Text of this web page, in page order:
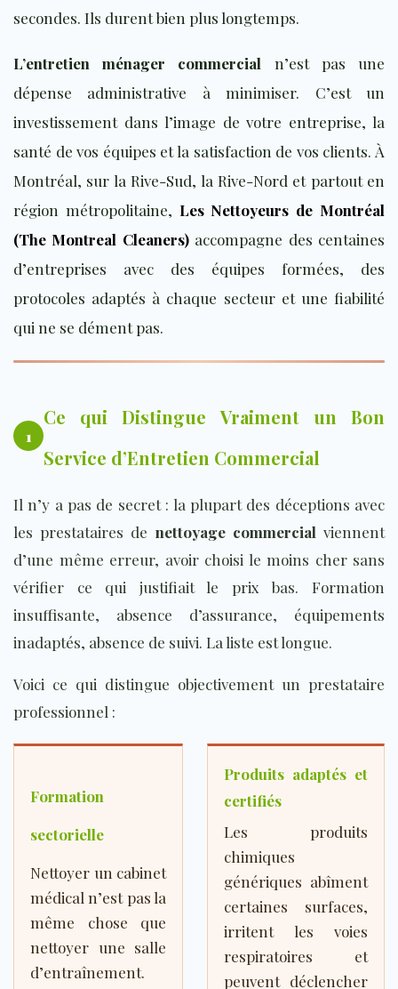
secondes. Ils durent bien plus longtemps.
L’entretien ménager commercial n’est pas une
dépense administrative à minimiser. C’est un
investissement dans l’image de votre entreprise, la
santé de vos équipes et la satisfaction de vos clients. À
Montréal, sur la Rive-Sud, la Rive-Nord et partout en
région métropolitaine, Les Nettoyeurs de Montréal
(The Montreal Cleaners)accompagne des centaines
d’entreprises avec des équipes formées, des
protocoles adaptés à chaque secteur et une fiabilité
qui ne se dément pas.
1
Ce qui Distingue Vraiment un Bon
Service d’Entretien Commercial
Il n’y a pas de secret : la plupart des déceptions avec
les prestataires de nettoyage commercial viennent
d’une même erreur, avoir choisi le moins cher sans
vérifier ce qui justifiait le prix bas. Formation
insuffisante, absence d’assurance, équipements
inadaptés, absence de suivi. La liste est longue.
Voici ce qui distingue objectivement un prestataire
professionnel :
Formation
sectorielle
Nettoyer un cabinet
médical n’est pas la
même chose que
nettoyer une salle
d’entraînement.
Produits adaptés et
certifiés
Les produits
chimiques
génériques abîment
certaines surfaces,
irritent les voies
respiratoires et
peuvent déclencher